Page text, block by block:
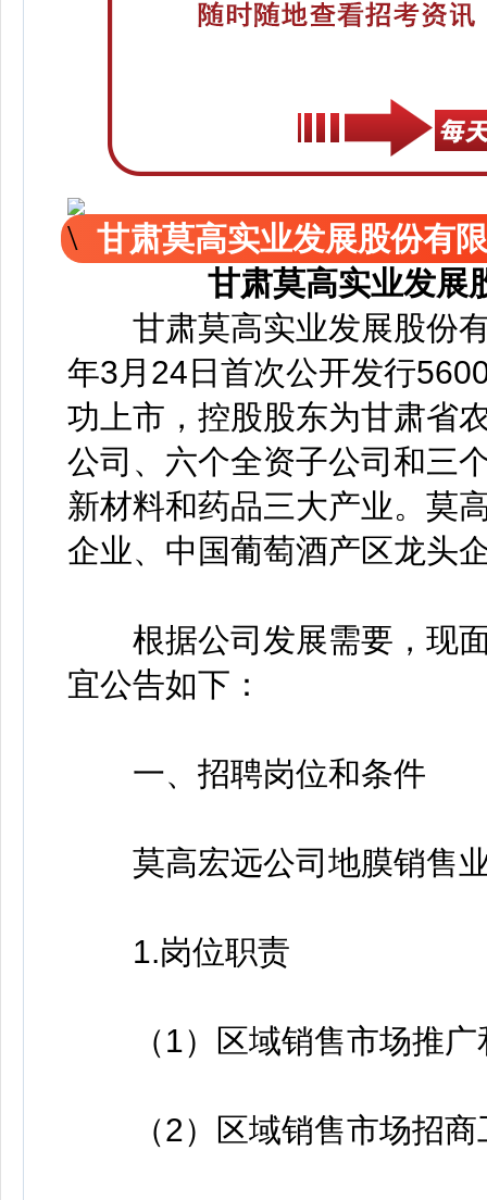
甘肃莫高实业发展股份有
甘肃莫高实业发展
甘肃莫高实业发展股份有
年3月24日首次公开发行
功上市，控股股东为甘肃省
公司、六个全资子公司和三
新材料和药品三大产业。莫
企业、中国葡萄酒产区龙头
根据公司发展需要，现面
宜公告如下：
一、招聘岗位和条件
莫高宏远公司地膜销售业
1.岗位职责
（1）区域销售市场推广
（2）区域销售市场招商